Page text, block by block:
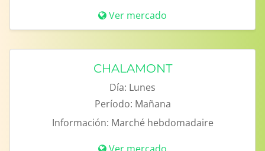
Ver mercado
CHALAMONT
Día: Lunes
Período: Mañana
Información: Marché hebdomadaire